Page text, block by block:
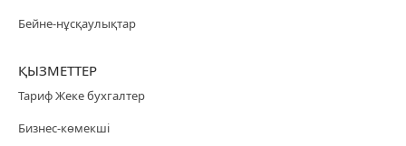
Бейне-нұсқаулықтар
ҚЫЗМЕТТЕР
Тариф Жеке бухгалтер
Бизнес-көмекші